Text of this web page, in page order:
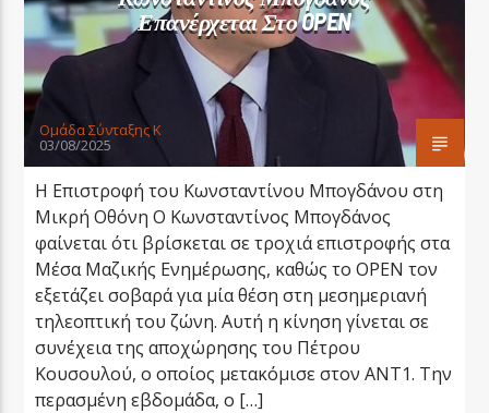
Επανέρχεται Στο OPEN
Oμάδα Σύνταξης Κ
03/08/2025
Η Επιστροφή του Κωνσταντίνου Μπογδάνου στη
Μικρή Οθόνη Ο Κωνσταντίνος Μπογδάνος
φαίνεται ότι βρίσκεται σε τροχιά επιστροφής στα
Μέσα Μαζικής Ενημέρωσης, καθώς το OPEN τον
εξετάζει σοβαρά για μία θέση στη μεσημεριανή
τηλεοπτική του ζώνη. Αυτή η κίνηση γίνεται σε
συνέχεια της αποχώρησης του Πέτρου
Κουσουλού, ο οποίος μετακόμισε στον ANT1. Την
περασμένη εβδομάδα, ο […]